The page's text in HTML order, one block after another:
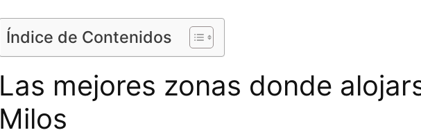
Índice de Contenidos
Las mejores zonas donde
Milos